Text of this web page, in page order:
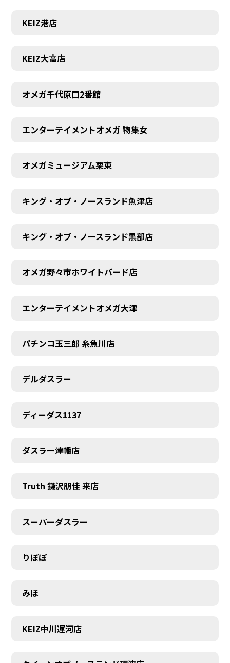
KEIZ港店
KEIZ大高店
オメガ千代原口2番館
エンターテイメントオメガ 物集女
オメガミュージアム栗東
キング・オブ・ノースランド魚津店
キング・オブ・ノースランド黒部店
オメガ野々市ホワイトバード店
エンターテイメントオメガ大津
パチンコ玉三郎 糸魚川店
デルダスラー
ディーダス1137
ダスラー津幡店
Truth 鎌沢朋佳 来店
スーパーダスラー
りぽぽ
みほ
KEIZ中川運河店